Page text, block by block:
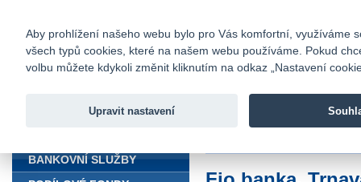
Fio banka
Fio banka
BANKOVNÍ SLUŽBY
Aby prohlížení našeho webu bylo pro Vás komfortní, využíváme
všech typů cookies, které na našem webu používáme. Pokud
volbu můžete kdykoli změnit kliknutím na odkaz „Nastavení
Upravit nastavení